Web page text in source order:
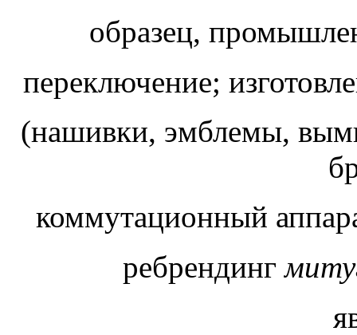
образец,
переключение;
(нашивки, эмблемы,
коммутационный
ребрендинг